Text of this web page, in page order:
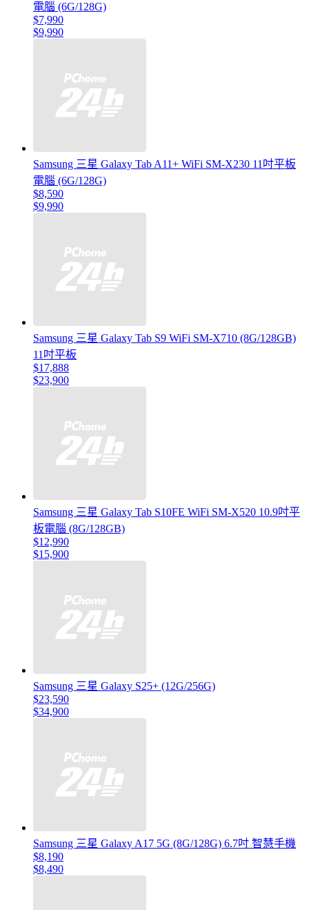
電腦 (6G/128G)
$7,990
$9,990
Samsung 三星 Galaxy Tab A11+ WiFi SM-X230 11吋平板
電腦 (6G/128G)
$8,590
$9,990
Samsung 三星 Galaxy Tab S9 WiFi SM-X710 (8G/128GB)
11吋平板
$17,888
$23,900
Samsung 三星 Galaxy Tab S10FE WiFi SM-X520 10.9吋平
板電腦 (8G/128GB)
$12,990
$15,900
Samsung 三星 Galaxy S25+ (12G/256G)
$23,590
$34,900
Samsung 三星 Galaxy A17 5G (8G/128G) 6.7吋 智慧手機
$8,190
$8,490